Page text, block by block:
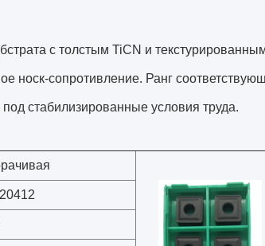
с толстым TiCN и
носк-сопротивление. Ранг
стабилизированные условия труда.